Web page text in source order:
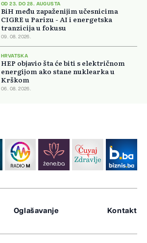
OD 23. DO 28. AUGUSTA
BiH među zapaženijim učesnicima
CIGRE u Parizu - AI i energetska
tranzicija u fokusu
09. 08. 2026.
HRVATSKA
HEP objavio šta će biti s električnom
energijom ako stane nuklearka u
Krškom
06. 08. 2026.
Oglašavanje Kontakt